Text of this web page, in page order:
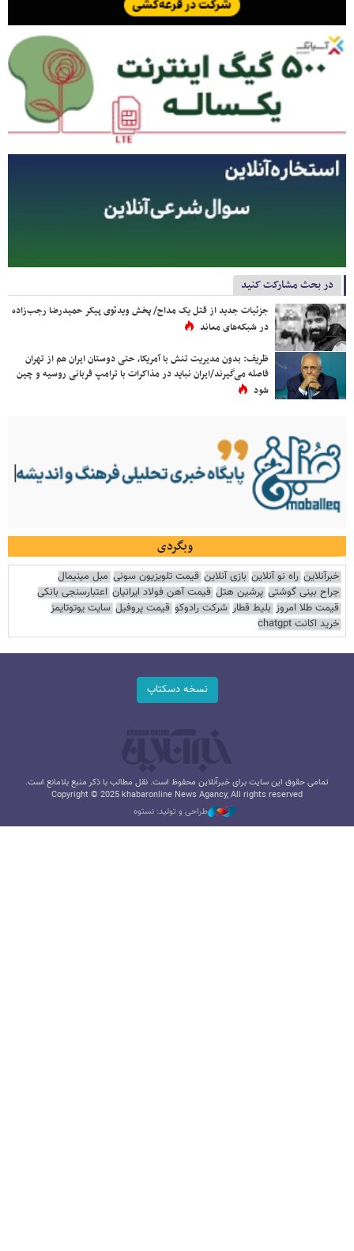
در بحث مشارکت کنید
جزئیات جدید از قتل یک مداح/ پخش ویدئوی پیکر حمیدرضا رجب‌زاده
در شبکه‌های معاند
ظریف: بدون مدیریت تنش با آمریکا، حتی دوستان ایران هم از تهران
فاصله می‌گیرند/ایران نباید در مذاکرات با ترامپ قربانی روسیه و چین
شود
وبگردی
خبرآنلاین راه نو آنلاین بازی آنلاین قیمت تلویزیون سونی مبل مینیمال
جراح بینی گوشتی پرشین هتل قیمت آهن فولاد ایرانیان اعتبارسنجی بانکی
قیمت طلا امروز بلیط قطار شرکت رادوکو قیمت پروفیل سایت یوتوتایمز
خرید اکانت chatgpt
نسخه دسکتاپ
تمامی حقوق این سایت برای خبرآنلاین محفوظ است. نقل مطالب با ذکر منبع بلامانع است.
Copyright © 2025 khabaronline News Agancy, All rights reserved
طراحی و تولید: نستوه